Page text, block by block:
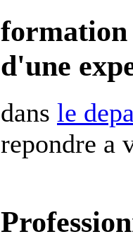
formation
d'une
dans le
repondre a